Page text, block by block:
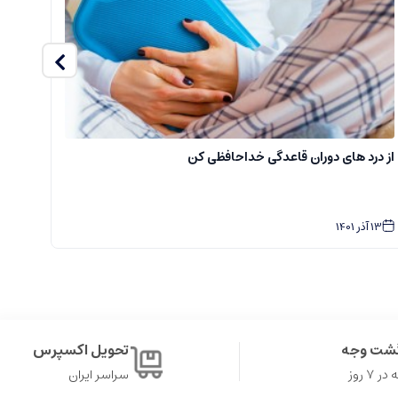
از درد های دوران قاعدگی خداحافظی کن
13آذر1401
وجه
روز
تحویل اکسپرس
سراسر ایران